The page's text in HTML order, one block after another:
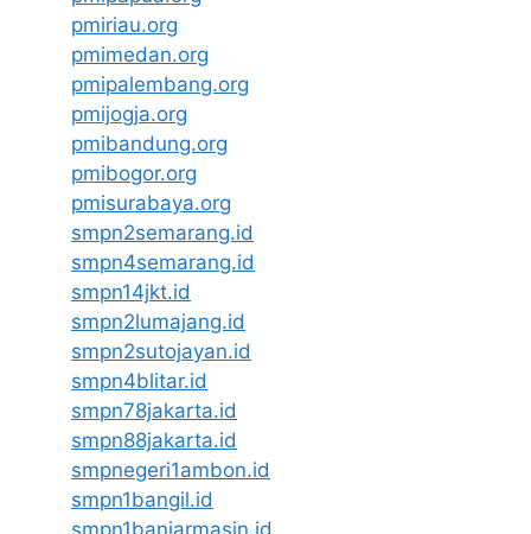
pmiriau.org
pmimedan.org
pmipalembang.org
pmijogja.org
pmibandung.org
pmibogor.org
pmisurabaya.org
smpn2semarang.id
smpn4semarang.id
smpn14jkt.id
smpn2lumajang.id
smpn2sutojayan.id
smpn4blitar.id
smpn78jakarta.id
smpn88jakarta.id
smpnegeri1ambon.id
smpn1bangil.id
smpn1banjarmasin.id